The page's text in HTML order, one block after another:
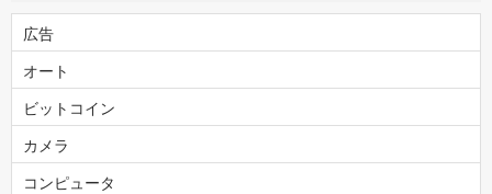
広告
オート
ビットコイン
カメラ
コンピュータ